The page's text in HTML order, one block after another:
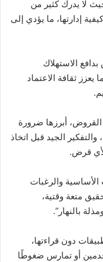
لا يدرك كثير من
إدارتها، ما يؤدي إلى
الاستهلاك
يعزز ثقافة الاعتماد
أبرزها ضرورة
والتفكير الجيد قبل اتخاذ
لأي قرض.
الأساسية والرغبات
متعة وقتية،
بالنهار”.
دون قراءتها،
أو تمارس ضغوطًا